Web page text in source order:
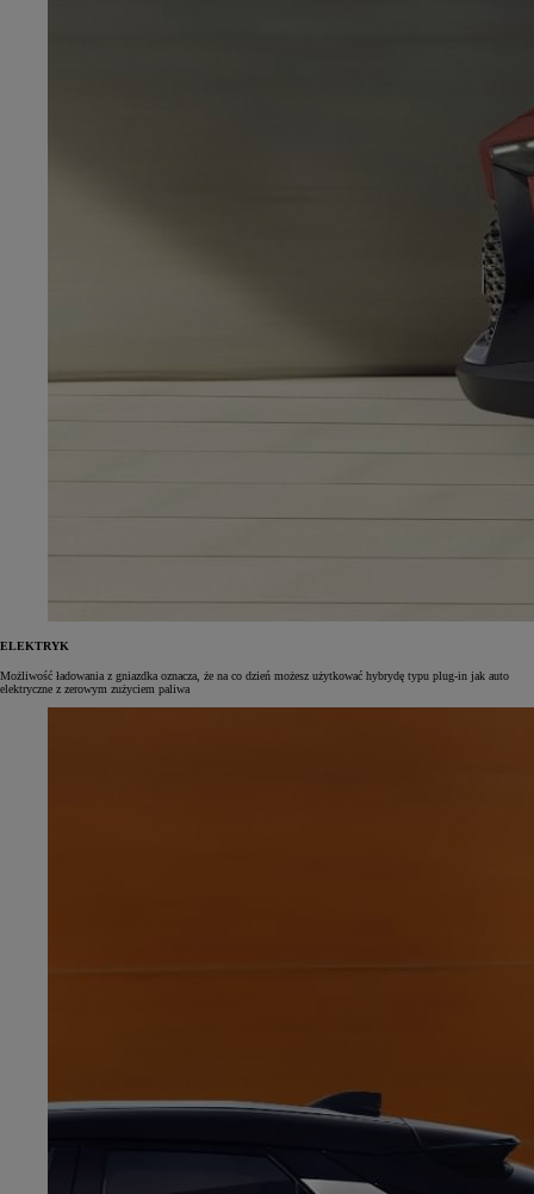
ELEKTRYK
Możliwość ładowania z gniazdka oznacza, że na co dzień możesz użytkować hybrydę typu plug‑in jak auto
elektryczne z zerowym zużyciem paliwa